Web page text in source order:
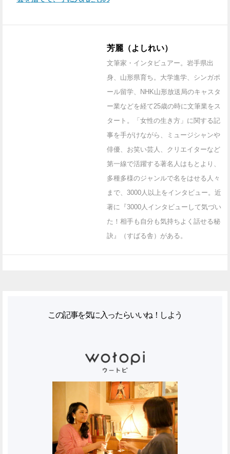
芳麗（よしれい）
文筆家・インタビュアー。岩手県出
身、山形県育ち。大学進学、シンガポ
ール留学、NHK山形放送局のキャスタ
ー業などを経て25歳の時に文筆業をス
タート。「女性の生き方」に関する記
事を手がけながら、ミュージシャンや
俳優、お笑い芸人、クリエイターなど
第一線で活躍する著名人はもとより、
多種多様のジャンルで名をはせる人々
まで、3000人以上をインタビュー。近
著に『3000人インタビューして気づい
た！相手も自分も気持ちよく話せる秘
訣』（すばる舎）がある。
この記事を気に入ったらいいね！しよう